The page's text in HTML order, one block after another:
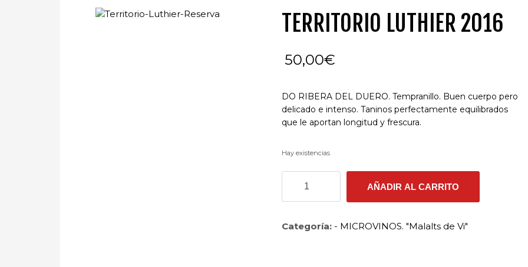
TERRITORIO LUTHIER 2016
50,00€
DO RIBERA DEL DUERO. Tempranillo. Buen cuerpo pero
delicado e intenso. Taninos perfectamente equilibrados
que le aportan longitud y frescura.
Hay existencias
LUTHIER
2016
AÑADIR AL CARRITO
Categoría: - MICROVINOS. "Malalts de Vi"